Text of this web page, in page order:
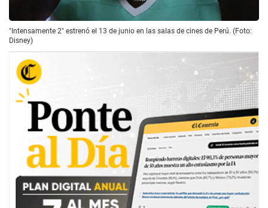
"Intensamente 2" estrenó el 13 de junio en las salas de cines de Perú. (Foto:
Disney)